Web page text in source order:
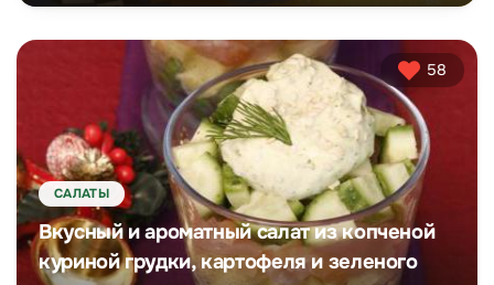
58
САЛАТЫ
Вкусный и ароматный салат из копченой
куриной грудки, картофеля и зеленого